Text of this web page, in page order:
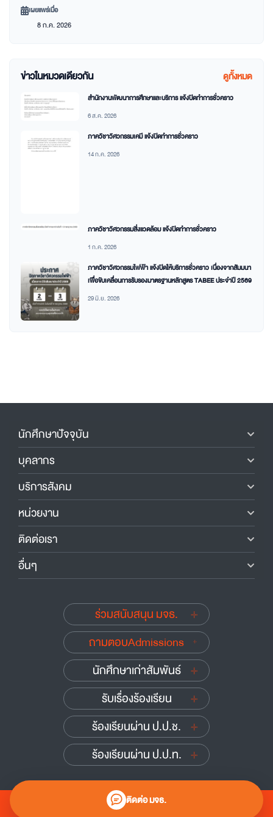
เผยแพร่เมื่อ
8 ก.ค. 2026
ข่าวในหมวดเดียวกัน ดูทั้งหมด
สำนักงานพัฒนาการศึกษาและบริการ แจ้งปิดทำการชั่วคราว
6 ส.ค. 2026
ภาควิชาวิศวกรรมเคมี แจ้งปิดทำการชั่วคราว
14 ก.ค. 2026
ภาควิชาวิศวกรรมสิ่งแวดล้อม แจ้งปิดทำการชั่วคราว
1 ก.ค. 2026
ภาควิชาวิศวกรรมไฟฟ้า แจ้งปิดให้บริการชั่วคราว เนื่องจากสัมมนา
เพื่อขับเคลื่อนการรับรองมาตรฐานหลักสูตร TABEE ประจำปี 2569
29 มิ.ย. 2026
ติดต่อ มจธ.
นักศึกษาปัจจุบัน
บุคลากร
บริการสังคม
หน่วยงาน
ติดต่อเรา
อื่นๆ
ร่วมสนับสนุน มจธ.
ถามตอบAdmissions
นักศึกษาเก่าสัมพันธ์
รับเรื่องร้องเรียน
ร้องเรียนผ่าน ป.ป.ช.
ร้องเรียนผ่าน ป.ป.ท.